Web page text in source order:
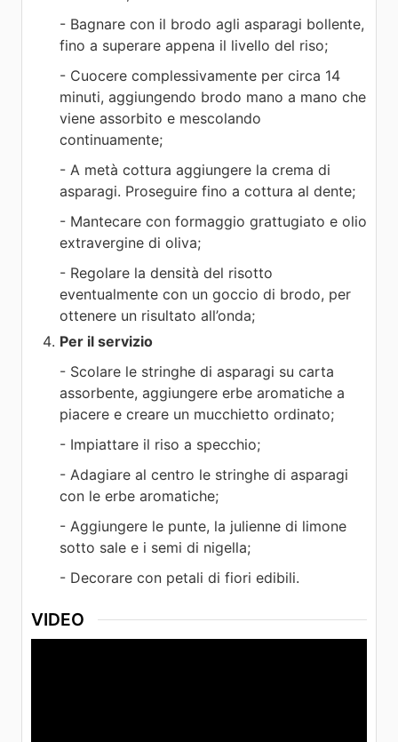
- Bagnare con il brodo agli asparagi bollente,
fino a superare appena il livello del riso;
- Cuocere complessivamente per circa 14
minuti, aggiungendo brodo mano a mano che
viene assorbito e mescolando
continuamente;
- A metà cottura aggiungere la crema di
asparagi. Proseguire fino a cottura al dente;
- Mantecare con formaggio grattugiato e olio
extravergine di oliva;
- Regolare la densità del risotto
eventualmente con un goccio di brodo, per
ottenere un risultato all’onda;
Per il servizio
- Scolare le stringhe di asparagi su carta
assorbente, aggiungere erbe aromatiche a
piacere e creare un mucchietto ordinato;
- Impiattare il riso a specchio;
- Adagiare al centro le stringhe di asparagi
con le erbe aromatiche;
- Aggiungere le punte, la julienne di limone
sotto sale e i semi di nigella;
- Decorare con petali di fiori edibili.
VIDEO